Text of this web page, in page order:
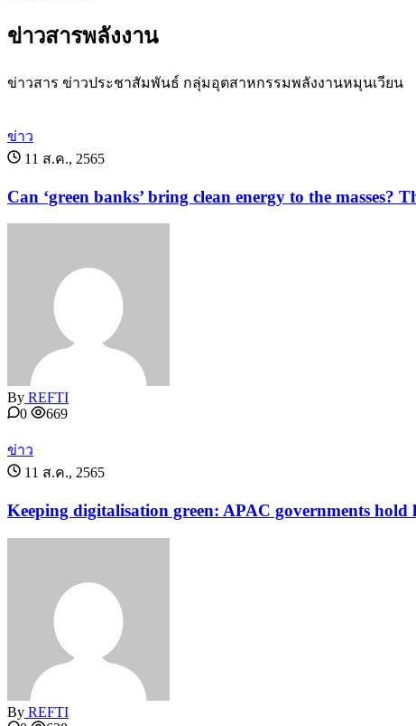
ข่าวสารพลังงาน
ข่าวสาร ข่าวประชาสัมพันธ์ กลุ่มอุตสาหกรรมพลังงานหมุนเวียน
ข่าว
11 ส.ค., 2565
Can ‘green banks’ bring clean energy to the masses?
By REFTI
0
669
ข่าว
11 ส.ค., 2565
Keeping digitalisation green: APAC governments hold
By REFTI